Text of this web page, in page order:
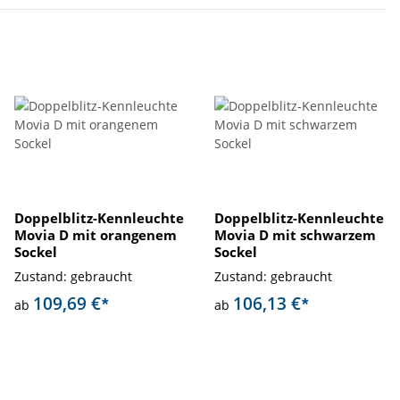
Doppelblitz-Kennleuchte
Movia D mit orangenem
Sockel
Zustand: gebraucht
ab 109,69 €*
Doppelblitz-Kennleuchte
Movia D mit schwarzem
Sockel
Zustand: gebraucht
ab 106,13 €*